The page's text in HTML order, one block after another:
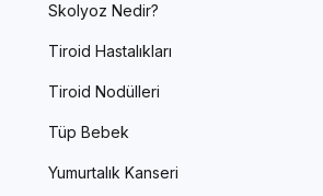
Skolyoz Nedir?
Tiroid Hastalıkları
Tiroid Nodülleri
Tüp Bebek
Yumurtalık Kanseri